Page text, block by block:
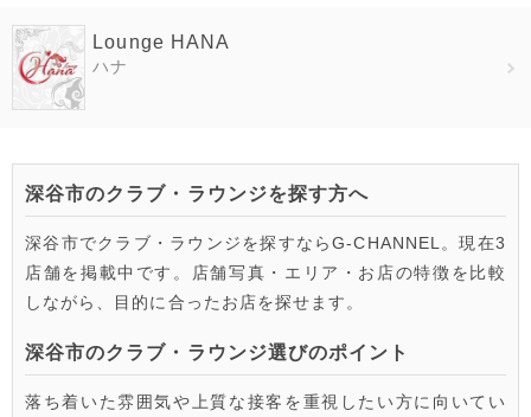
Lounge HANA
ハナ
深谷市のクラブ・ラウンジを探す方へ
深谷市でクラブ・ラウンジを探すならG-CHANNEL。現在3
店舗を掲載中です。店舗写真・エリア・お店の特徴を比較
しながら、目的に合ったお店を探せます。
深谷市のクラブ・ラウンジ選びのポイント
落ち着いた雰囲気や上質な接客を重視したい方に向いてい